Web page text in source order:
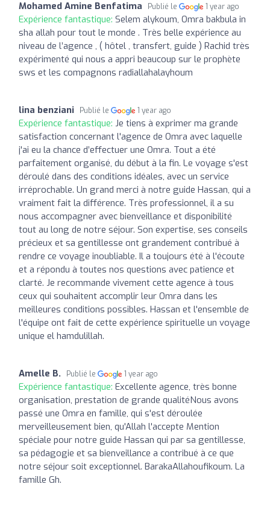
Mohamed Amine Benfatima Publié le 1 year ago
Expérience fantastique: Selem alykoum, Omra bakbula in
sha allah pour tout le monde . Très belle expérience au
niveau de l’agence , ( hôtel , transfert, guide ) Rachid très
expérimenté qui nous a appri beaucoup sur le prophète
sws et les compagnons radiallahalayhoum
lina benziani Publié le 1 year ago
Expérience fantastique: Je tiens à exprimer ma grande
satisfaction concernant l'agence de Omra avec laquelle
j'ai eu la chance d’effectuer une Omra. Tout a été
parfaitement organisé, du début à la fin. Le voyage s'est
déroulé dans des conditions idéales, avec un service
irréprochable. Un grand merci à notre guide Hassan, qui a
vraiment fait la différence. Très professionnel, il a su
nous accompagner avec bienveillance et disponibilité
tout au long de notre séjour. Son expertise, ses conseils
précieux et sa gentillesse ont grandement contribué à
rendre ce voyage inoubliable. Il a toujours été à l'écoute
et a répondu à toutes nos questions avec patience et
clarté. Je recommande vivement cette agence à tous
ceux qui souhaitent accomplir leur Omra dans les
meilleures conditions possibles. Hassan et l'ensemble de
l'équipe ont fait de cette expérience spirituelle un voyage
unique el hamdulillah.
Amelle B. Publié le 1 year ago
Expérience fantastique: Excellente agence, très bonne
organisation, prestation de grande qualitéNous avons
passé une Omra en famille, qui s'est déroulée
merveilleusement bien, qu'Allah l'accepte Mention
spéciale pour notre guide Hassan qui par sa gentillesse,
sa pédagogie et sa bienveillance a contribué à ce que
notre séjour soit exceptionnel. BarakaAllahoufikoum. La
famille Gh.